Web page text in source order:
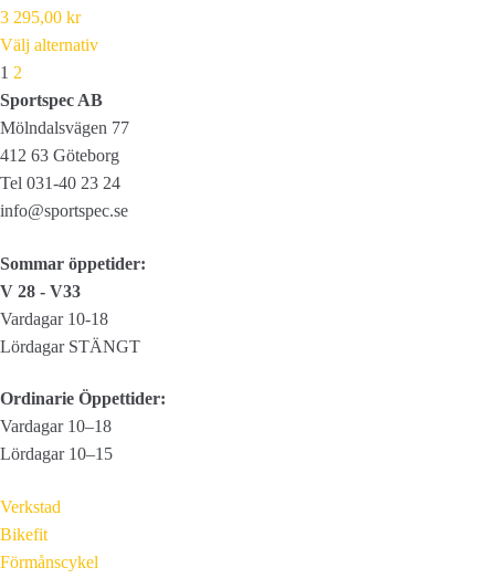
3 295,00 kr
Välj alternativ
1 2
Sportspec AB
Mölndalsvägen 77
412 63 Göteborg
Tel 031-40 23 24
info@sportspec.se
Sommar öppetider:
V 28 - V33
Vardagar 10-18
Lördagar STÄNGT
Ordinarie Öppettider:
Vardagar 10–18
Lördagar 10–15
Verkstad
Bikefit
Förmånscykel